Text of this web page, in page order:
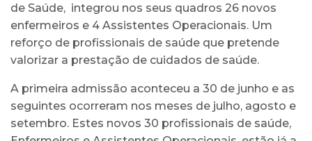
de Saúde, integrou nos seus quadros 26 novos
enfermeiros e 4 Assistentes Operacionais. Um
reforço de profissionais de saúde que pretende
valorizar a prestação de cuidados de saúde.
A primeira admissão aconteceu a 30 de junho e as
seguintes ocorreram nos meses de julho, agosto e
setembro. Estes novos 30 profissionais de saúde,